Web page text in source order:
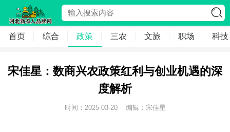
首页 综合 政策 三农 文旅 职场 科技
宋佳星：数商兴农政策红利与创业机遇的深
度解析
时间：2025-03-20 编辑：宋佳星